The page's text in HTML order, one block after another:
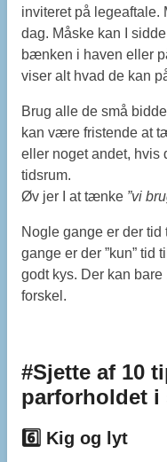
inviteret på legeaftale.
dag. Måske kan I
bænken i haven eller
viser alt hvad de kan
Brug alle de små
kan være fristende at
eller noget andet, hvis
tidsrum.
Øv jer I at tænke ”vi
Nogle gange er der
gange er der ”kun” tid
godt kys. Der kan
forskel.
#Sjette af 10
parforholdet i
6️⃣ Kig og lyt